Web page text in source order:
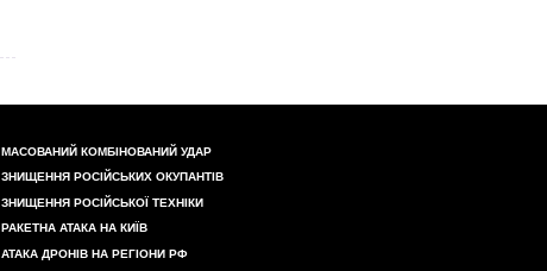
МАСОВАНИЙ КОМБІНОВАНИЙ УДАР
ЗНИЩЕННЯ РОСІЙСЬКИХ ОКУПАНТІВ
ЗНИЩЕННЯ РОСІЙСЬКОЇ ТЕХНІКИ
РАКЕТНА АТАКА НА КИЇВ
АТАКА ДРОНІВ НА РЕГІОНИ РФ